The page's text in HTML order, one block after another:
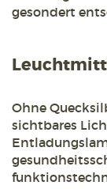
gesondert
Ohne
sichtbares